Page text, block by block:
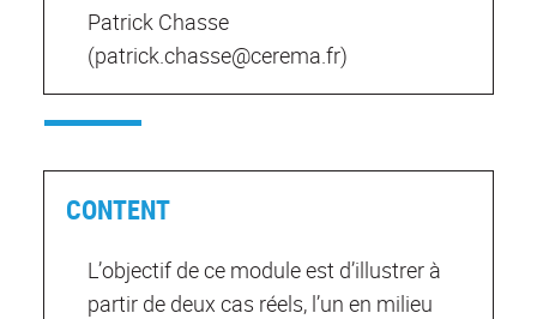
Patrick Chasse
(patrick.chasse@cerema.fr)
CONTENT
L’objectif de ce module est d’illustrer à
partir de deux cas réels, l’un en milieu